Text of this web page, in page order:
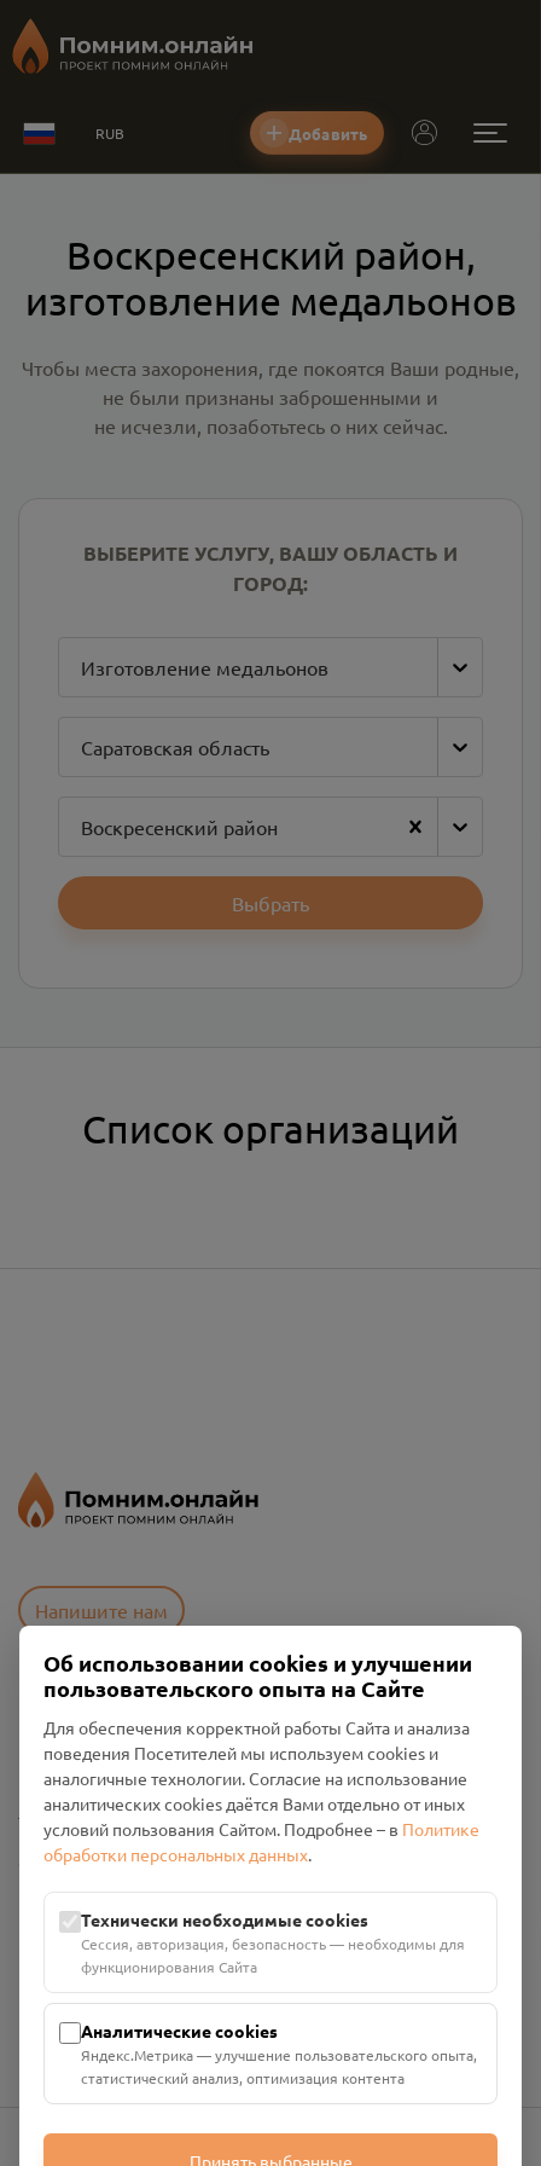
RUB Добавить
Воскресенский район,
изготовление медальонов
Чтобы места захоронения, где покоятся Ваши родные,
не были признаны заброшенными и
не исчезли, позаботьтесь о них сейчас.
ВЫБЕРИТЕ УСЛУГУ, ВАШУ ОБЛАСТЬ И
ГОРОД:
Изготовление медальонов
Саратовская область
Воскресенский район
Выбрать
Список организаций
Напишите нам
Пользовательское соглашение
Политика конфиденциальности
Промо-материалы
Настройки cookies
Общество с ограниченной ответственностью «Смоленский
Проект Помним»
ИНН: 6700029207 ОГРН: 1256700001986
Юридический адрес: 216790, Смоленская область, р-н
Руднянский, г. Рудня, улица Западная, д. 26А, пом. 18
Номер счёта: 40702810901130004287 в АО "АЛЬФА-БАНК"
Кор. счёт: 30101810200000000593
Об использовании cookies и улучшении
пользовательского опыта на Сайте
Для обеспечения корректной работы Сайта и анализа
поведения Посетителей мы используем cookies и
аналогичные технологии. Согласие на использование
аналитических cookies даётся Вами отдельно от иных
условий пользования Сайтом. Подробнее – в Политике
обработки персональных данных.
Технически необходимые cookies
Сессия, авторизация, безопасность — необходимы для
функционирования Сайта
Аналитические cookies
Яндекс.Метрика — улучшение пользовательского опыта,
статистический анализ, оптимизация контента
Принять выбранные